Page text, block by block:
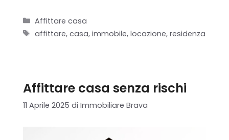
Categorie
Affittare casa
Tag
affittare,casa,immobile,locazione,residenza
Affittare casa senza rischi
11 Aprile 2025 di Immobiliare Brava